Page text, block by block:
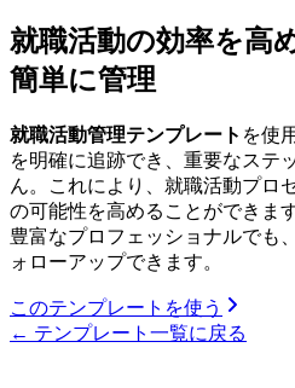
就職活動の効率を高
簡単に管理
就職活動管理テンプレート を使
を明確に追跡でき、重要なステ
ん。これにより、就職活動プロ
の可能性を高めることができま
豊富なプロフェッショナルでも
ォローアップできます。
このテンプレートを使う
← テンプレート一覧に戻る